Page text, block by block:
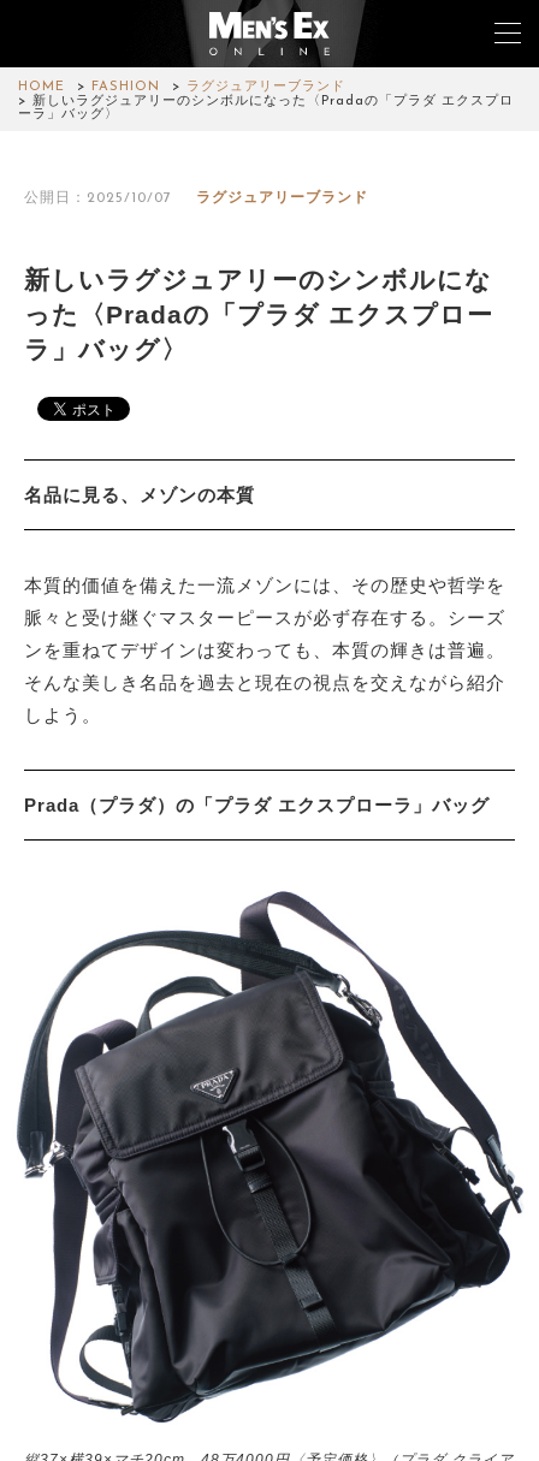
HOME FASHION
ラグジュアリーブランド
新しいラグジュアリーのシンボルになった〈Pradaの「プラダ エクスプロ
ーラ」バッグ〉
公開日：2025/10/07 ラグジュアリーブランド
新しいラグジュアリーのシンボルにな
った〈Pradaの「プラダ エクスプロー
ラ」バッグ〉
名品に見る、メゾンの本質
本質的価値を備えた一流メゾンには、その歴史や哲学を
脈々と受け継ぐマスターピースが必ず存在する。シーズ
ンを重ねてデザインは変わっても、本質の輝きは普遍。
そんな美しき名品を過去と現在の視点を交えながら紹介
しよう。
Prada（プラダ）の「プラダ エクスプローラ」バッグ
FASHION
WATCH
CAR&BIKE
COLUMN
ABOUT SITE
サイトマップ